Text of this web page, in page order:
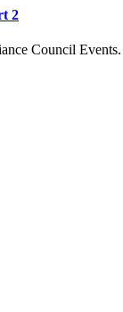
2
Council Events.